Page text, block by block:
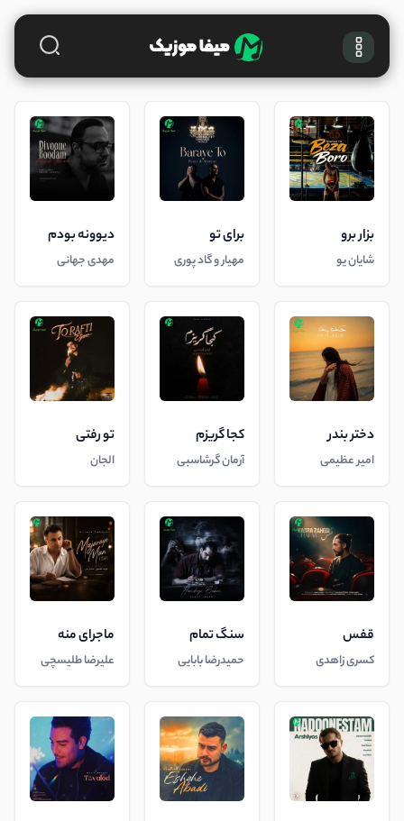
بزار برو
شایان یو
برای تو
مهیار و گاد پوری
دیوونه بودم
مهدی جهانی
دختر بندر
امیر عظیمی
کجا گریزم
آرمان گرشاسبی
تو رفتی
الجان
قفس
کسری زاهدی
سنگ تمام
حمیدرضا بابایی
ماجرای منه
علیرضا طلیسچی